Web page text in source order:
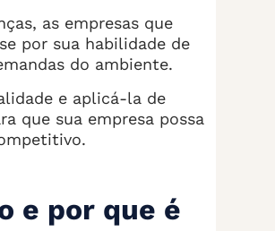
as empresas que
por sua habilidade de
do ambiente.
e aplicá-la de
que sua empresa possa
e por que é